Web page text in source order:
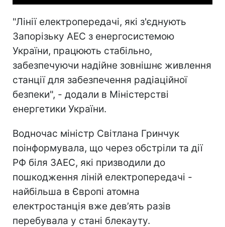
"Лінії електропередачі, які з'єднують
Запорізьку АЕС з енергосистемою
України, працюють стабільно,
забезпечуючи надійне зовнішнє живлення
станції для забезпечення радіаційної
безпеки", - додали в Міністерстві
енергетики України.
Водночас міністр Світлана Гринчук
поінформувала, що через обстріли та дії
РФ біля ЗАЕС, які призводили до
пошкодження ліній електропередачі -
найбільша в Європі атомна
електростанція вже дев’ять разів
перебувала у стані блекауту.